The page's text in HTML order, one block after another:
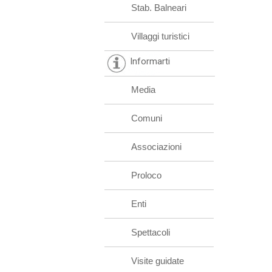
Stab. Balneari
Villaggi turistici
Informarti
Media
Comuni
Associazioni
Proloco
Enti
Spettacoli
Visite guidate